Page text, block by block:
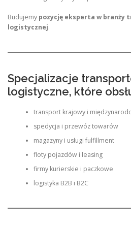
Budujemy pozycję eksperta w branży
logistycznej.
Specjalizacje
logistyczne, które
transport krajowy i
spedycja i przewóz towarów
magazyny i usługi fulfillment
floty pojazdów i leasing
firmy kurierskie i paczkowe
logistyka B2B i B2C